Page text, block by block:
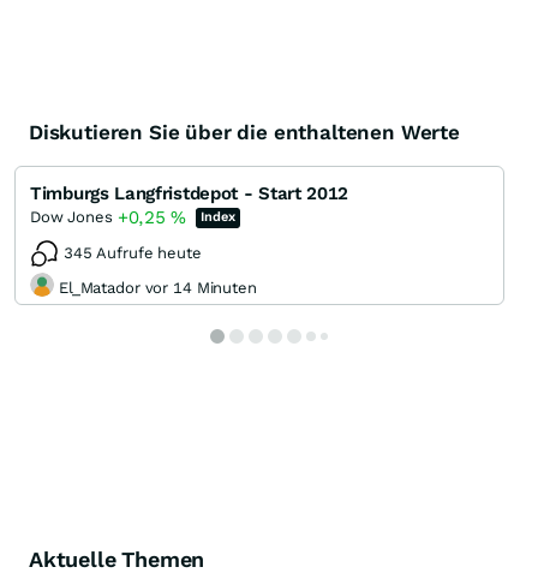
Diskutieren Sie über die enthaltenen Werte
Timburgs Langfristdepot - Start 2012
Dow Jones +0,25% Index
345 Aufrufe heute
El_Matador vor 14 Minuten
Aktuelle Themen